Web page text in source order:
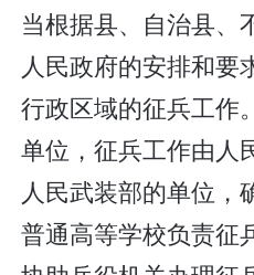
当根据县、自治县、
人民政府的安排和要
行政区域的征兵工作
单位，征兵工作由人
人民武装部的单位，
普通高等学校负责征